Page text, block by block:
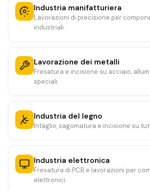
Industria manifatturiera
Lavorazioni di precisione per
industriali.
Lavorazione dei metalli
Fresatura e incisione su acciaio,
speciali.
Industria del legno
Intaglio, sagomatura e incisione su
Industria elettronica
Fresatura di PCB e lavorazioni per
elettronici.